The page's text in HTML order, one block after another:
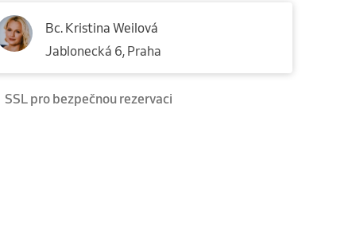
Bc. Kristina Weilová
Jablonecká 6, Praha
SSL pro bezpečnou rezervaci